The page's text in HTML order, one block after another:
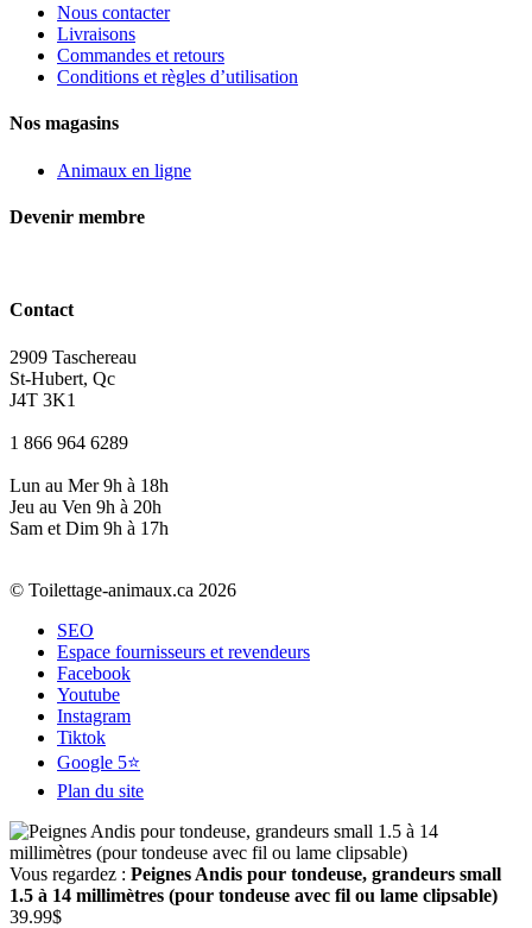
Nous contacter
Livraisons
Commandes et retours
Conditions et règles d’utilisation
Nos magasins
Animaux en ligne
Devenir membre
Contact
2909 Taschereau
St-Hubert, Qc
J4T 3K1
1 866 964 6289
Lun au Mer 9h à 18h
Jeu au Ven 9h à 20h
Sam et Dim 9h à 17h
© Toilettage-animaux.ca 2026
SEO
Espace fournisseurs et revendeurs
Facebook
Youtube
Instagram
Tiktok
Google 5⭐
Plan du site
Vous regardez : Peignes Andis pour tondeuse, grandeurs small
1.5 à 14 millimètres (pour tondeuse avec fil ou lame clipsable)
39.99$